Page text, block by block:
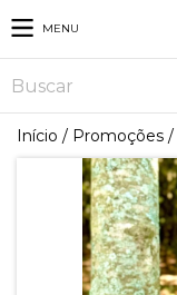
MENU
Início / Promoções /